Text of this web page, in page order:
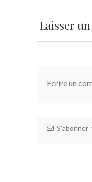
Laisser
S’abonner